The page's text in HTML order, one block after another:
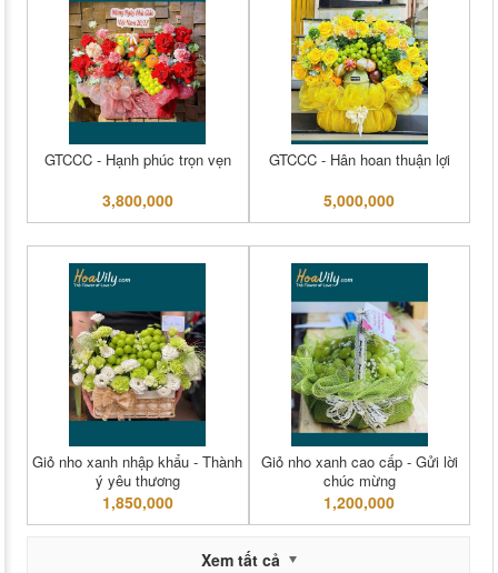
GTCCC - Hạnh phúc trọn vẹn
3,800,000
GTCCC - Hân hoan thuận lợi
5,000,000
Giỏ nho xanh nhập khẩu - Thành
ý yêu thương
1,850,000
Giỏ nho xanh cao cấp - Gửi lời
chúc mừng
1,200,000
Xem tất cả